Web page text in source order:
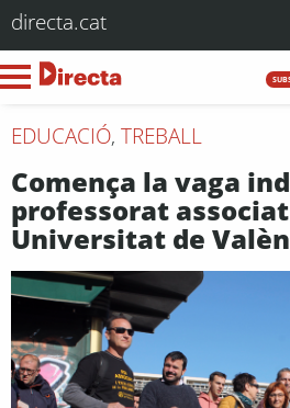
directa.cat
EDUCACIÓ, TREBALL
Comença la vaga
professorat
Universitat de